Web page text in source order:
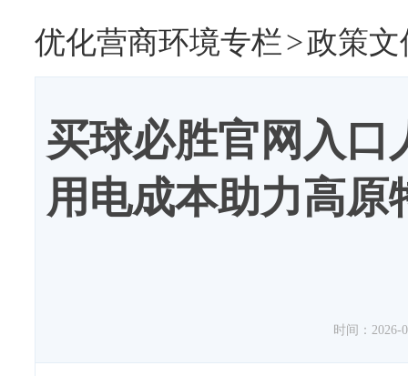
优化营商环境专栏>政策文
买球必胜官网入口
用电成本助力高
时间：2026-